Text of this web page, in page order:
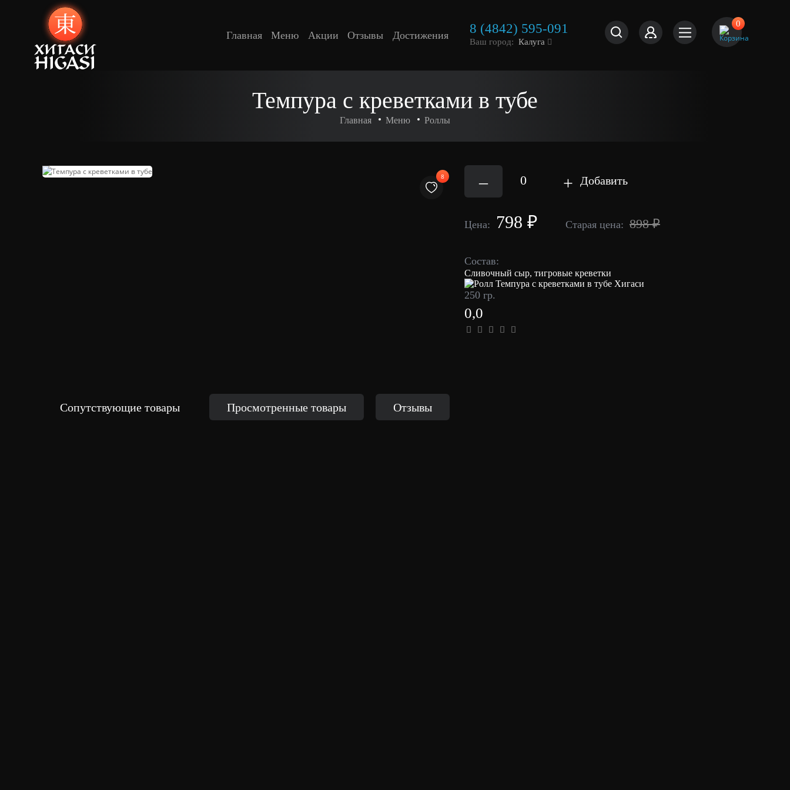
Главная Меню Акции Отзывы Достижения 8 (4842) 595-091
Ваш город: Калуга
0
Главная Меню Роллы
Темпура с креветками в тубе
8 – 0 + Добавить
Цена: 798 ₽ Старая цена: 898 ₽
Состав:
Сливочный сыр, тигровые креветки
250 гр.
0,0
Сопутствующие товары Просмотренные товары Отзывы